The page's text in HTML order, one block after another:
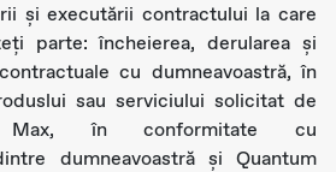
și executării contractului la care
parte: încheierea, derularea și
cu dumneavoastră, în
sau serviciului solicitat de
Max, în conformitate cu
dumneavoastră și Quantum